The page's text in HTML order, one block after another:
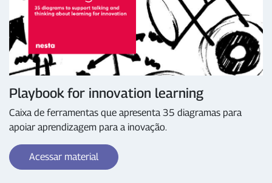
Playbook for innovation learning
Caixa de ferramentas que apresenta 35 diagramas para
apoiar aprendizagem para a inovação.
Acessar material